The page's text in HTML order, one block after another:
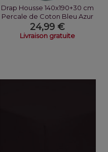
Drap Housse 140x190+30 cm
Percale de Coton Bleu Azur
24,99 €
Livraison gratuite